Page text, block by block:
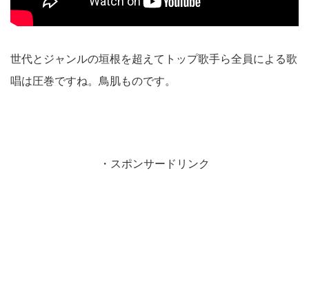
世代とジャンルの垣根を超えてトップ歌手ら全員による歌
唱は圧巻ですね。鳥肌ものです。
・スポンサードリンク